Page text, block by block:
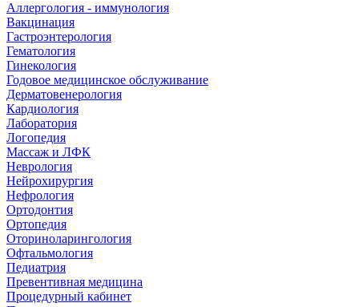
Аллергология - иммунология
Вакцинация
Гастроэнтерология
Гематология
Гинекология
Годовое медицинское обслуживание
Дерматовенерология
Кардиология
Лаборатория
Логопедия
Массаж и ЛФК
Неврология
Нейрохирургия
Нефрология
Ортодонтия
Ортопедия
Оториноларингология
Офтальмология
Педиатрия
Превентивная медицина
Процедурный кабинет